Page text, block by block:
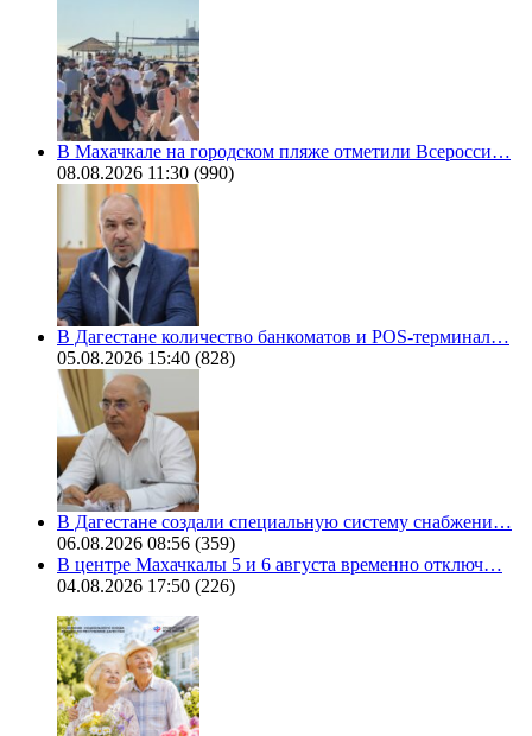
В Махачкале на городском пляже отметили Всеросси…
08.08.2026 11:30 (990)
В Дагестане количество банкоматов и POS-терминал…
05.08.2026 15:40 (828)
В Дагестане создали специальную систему снабжени…
06.08.2026 08:56 (359)
В центре Махачкалы 5 и 6 августа временно отключ…
04.08.2026 17:50 (226)